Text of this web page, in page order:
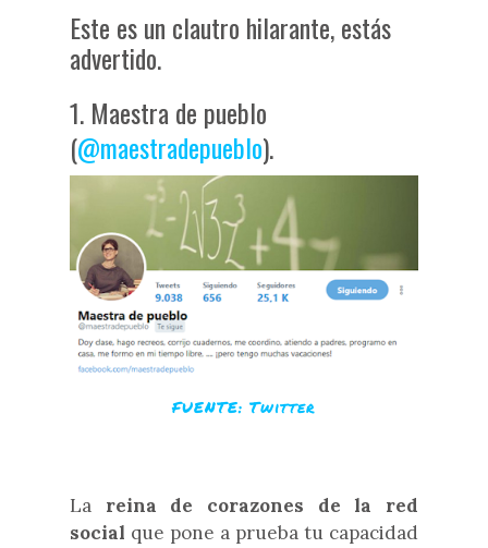
Este es un clautro hilarante, estás
advertido.
1. Maestra de pueblo
(@maestradepueblo).
FUENTE: Twitter
La reina de corazones de la red
social que pone a prueba tu capacidad